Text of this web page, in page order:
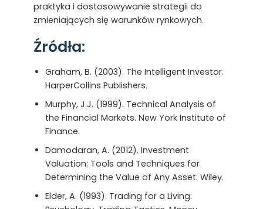
praktyka i dostosowywanie strategii do
zmieniających się warunków rynkowych.
Źródła:
Graham, B. (2003). The Intelligent Investor.
HarperCollins Publishers.
Murphy, J.J. (1999). Technical Analysis of
the Financial Markets. New York Institute of
Finance.
Damodaran, A. (2012). Investment
Valuation: Tools and Techniques for
Determining the Value of Any Asset. Wiley.
Elder, A. (1993). Trading for a Living: